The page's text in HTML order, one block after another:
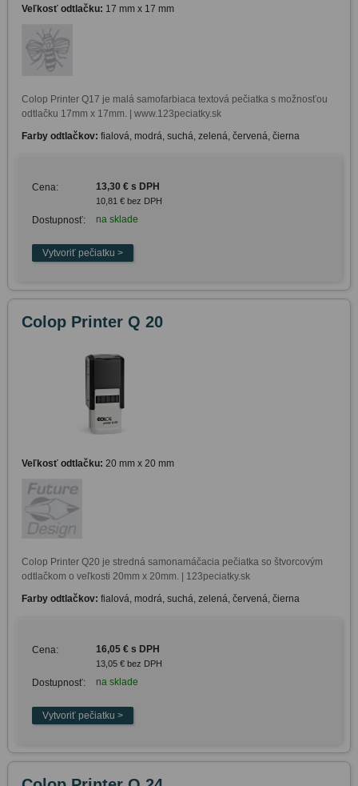
Veľkosť odtlačku: 17 mm x 17 mm
Colop Printer Q17 je malá samofarbiaca textová pečiatka s možnosťou
odtlačku 17mm x 17mm. | www.123peciatky.sk
Farby odtlačkov: fialová, modrá, suchá, zelená, červená, čierna
Cena: 13,30 € s DPH
10,81 € bez DPH
Dostupnosť: na sklade
Colop Printer Q 20
Veľkosť odtlačku: 20 mm x 20 mm
Colop Printer Q20 je stredná samonamáčacia pečiatka so štvorcovým
odtlačkom o veľkosti 20mm x 20mm. | 123peciatky.sk
Farby odtlačkov: fialová, modrá, suchá, zelená, červená, čierna
Cena: 16,05 € s DPH
13,05 € bez DPH
Dostupnosť: na sklade